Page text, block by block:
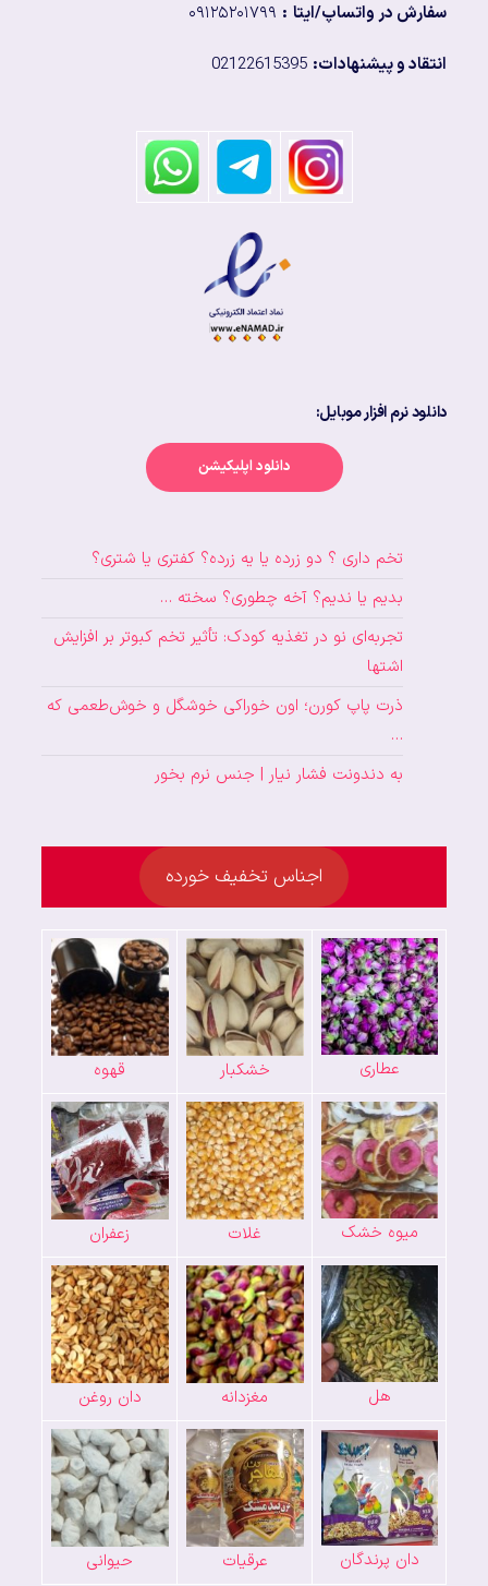
سفارش در واتساپ/ایتا :
انتقاد و پیشنهادات:
دانلود نرم افزار موبایل:
دانلود اپلیکیشن
تخم داری ؟ دو زرده یا یه زرده؟ کفتری یا شتری؟
بدیم یا ندیم؟ آخه چطوری؟ سخته …
تجربه‌ای نو در تغذیه کودک: تأثیر تخم کبوتر بر افزایش
اشتها
ذرت پاپ کورن؛ اون خوراکی خوشگل و خوش‌طعمی که
…
به دندونت فشار نیار | جنس نرم بخور
اجناس تخفیف خورده
عطاری خشکبار قهوه
میوه خشک غلات زعفران
هل مغزدانه دان روغن
دان پرندگان عرقیات حیوانی